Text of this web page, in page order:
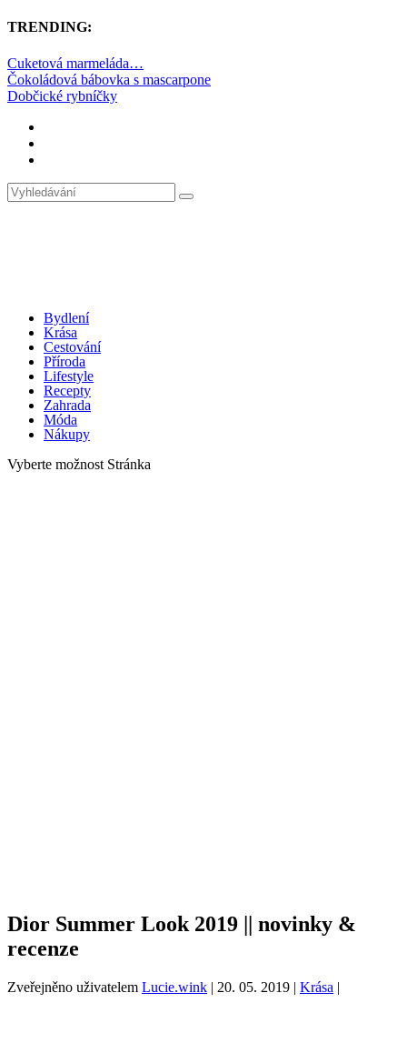
TRENDING:
Cuketová marmeláda…
Čokoládová bábovka s mascarpone
Dobčické rybníčky
Bydlení
Krása
Cestování
Příroda
Lifestyle
Recepty
Zahrada
Móda
Nákupy
Vyberte možnost Stránka
Dior Summer Look 2019 || novinky &
recenze
Zveřejněno uživatelem Lucie.wink | 20. 05. 2019 | Krása |